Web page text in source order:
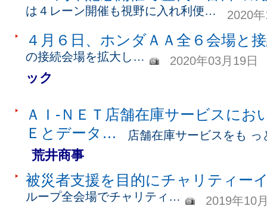
は４レーン開催も視野に入れ利便… 2020
４月６日、ホンダＡＡ全６会場と
の接続会場を拡大し… 2020年03月19日
ック
ＡＩ-ＮＥＴ店舗在庫サービスにお
Ｅとデータ… 店舗在庫サービスをも っ
荒井商事
被災者支援を目的にチャリティー
ループ全会場でチャリティ… 2019年10